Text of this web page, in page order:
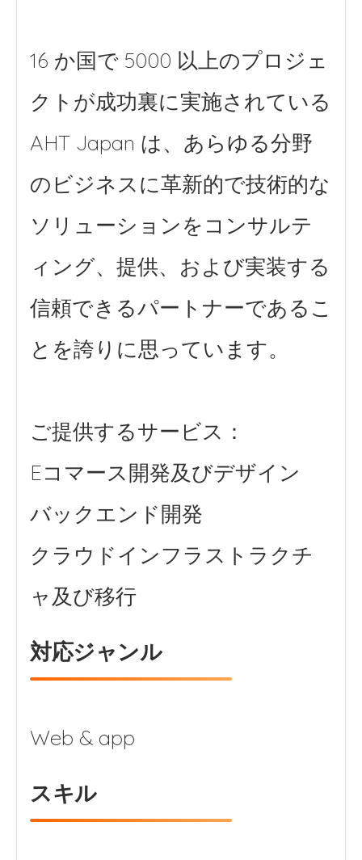
16 か国で 5000 以上のプロジェ
クトが成功裏に実施されている
AHT Japan は、あらゆる分野
のビジネスに革新的で技術的な
ソリューションをコンサルテ
ィング、提供、および実装する
信頼できるパートナーであるこ
とを誇りに思っています。
ご提供するサービス：
Eコマース開発及びデザイン
バックエンド開発
クラウドインフラストラクチ
対応ジャンル
スキル